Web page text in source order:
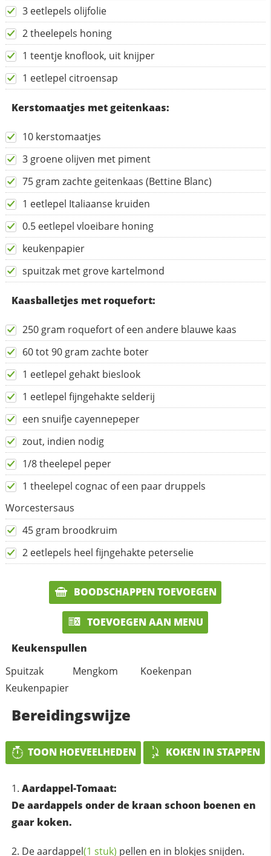
3 eetlepels olijfolie
2 theelepels honing
1 teentje knoflook, uit knijper
1 eetlepel citroensap
Kerstomaatjes met geitenkaas:
10 kerstomaatjes
3 groene olijven met piment
75 gram zachte geitenkaas (Bettine Blanc)
1 eetlepel Italiaanse kruiden
0.5 eetlepel vloeibare honing
keukenpapier
spuitzak met grove kartelmond
Kaasballetjes met roquefort:
250 gram roquefort of een andere blauwe kaas
60 tot 90 gram zachte boter
1 eetlepel gehakt bieslook
1 eetlepel fijngehakte selderij
een snuifje cayennepeper
zout, indien nodig
1/8 theelepel peper
1 theelepel cognac of een paar druppels
Worcestersaus
45 gram broodkruim
2 eetlepels heel fijngehakte peterselie
BOODSCHAPPEN TOEVOEGEN
TOEVOEGEN AAN MENU
Keukenspullen
Spuitzak
Mengkom
Koekenpan
Keukenpapier
Bereidingswijze
TOON HOEVEELHEDEN KOKEN IN STAPPEN
Aardappel-Tomaat:
De aardappels onder de kraan schoon boenen en
gaar koken.
Deaardappel(1 stuk) pellen en in blokjes snijden.